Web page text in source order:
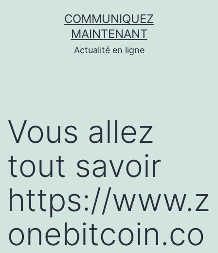
COMMUNIQUEZ
MAINTENANT
Actualité en ligne
Vous allez
tout savoir
https://www.z
onebitcoin.co